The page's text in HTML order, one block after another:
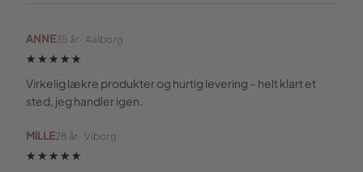
ANNE35 år · Aalborg
★★★★★
Virkelig lækre produkter og hurtig levering – helt klart et
sted, jeg handler igen.
MILLE28 år · Viborg
★★★★★